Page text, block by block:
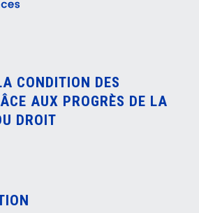
CONDITION DES
AUX PROGRÈS DE LA
DROIT